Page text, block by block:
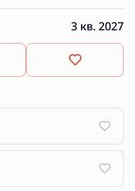
3 кв. 2027